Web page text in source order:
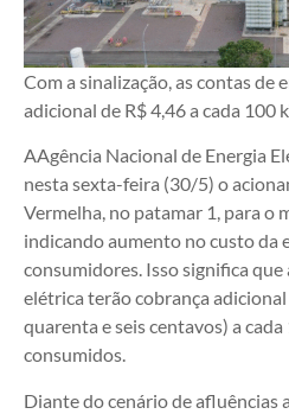
Com a sinalização, as contas de
adicional de R$ 4,46 a cada 100
AAgência Nacional de Energia
nesta sexta-feira (30/5) o
Vermelha, no patamar 1, para o
indicando aumento no custo da
consumidores. Isso significa que
elétrica terão cobrança
quarenta e seis centavos) a
consumidos.
Diante do cenário de afluências